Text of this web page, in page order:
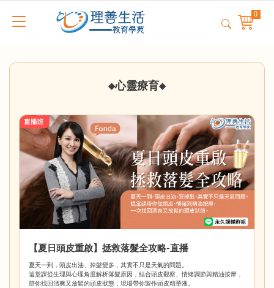
◆心靈療育◆
【夏日頭皮重啟】拯救落髮全攻略-直播
夏天一到，頭皮出油、掉髮變多，其實不只是天氣的問題。
這堂課從生理與心理角度解析落髮原因，結合頭皮觀察、情緒調節與精油按摩，
陪你找回清爽又放鬆的頭皮狀態，現場帶你製作​​​頭皮精華液。